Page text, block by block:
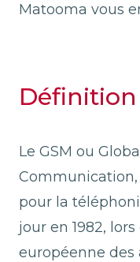
Matooma vous
Définition
Le GSM ou
pour la
jour en 1982,
européenne des